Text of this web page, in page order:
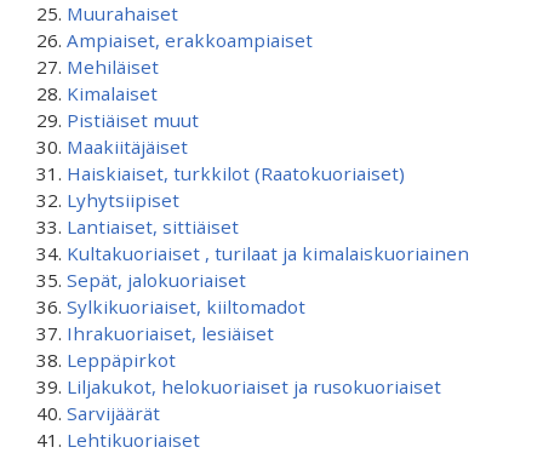
Muurahaiset
Ampiaiset, erakkoampiaiset
Mehiläiset
Kimalaiset
Pistiäiset muut
Maakiitäjäiset
Haiskiaiset, turkkilot (Raatokuoriaiset)
Lyhytsiipiset
Lantiaiset, sittiäiset
Kultakuoriaiset , turilaat ja kimalaiskuoriainen
Sepät, jalokuoriaiset
Sylkikuoriaiset, kiiltomadot
Ihrakuoriaiset, lesiäiset
Leppäpirkot
Liljakukot, helokuoriaiset ja rusokuoriaiset
Sarvijäärät
Lehtikuoriaiset